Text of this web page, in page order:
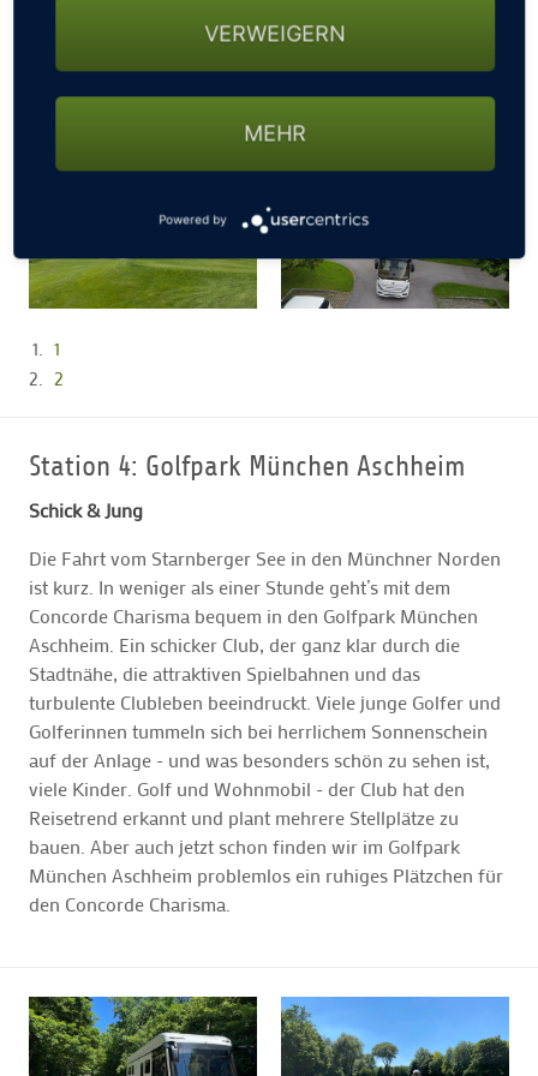
1
2
Station 4: Golfpark München Aschheim
Schick & Jung
Die Fahrt vom Starnberger See in den Münchner Norden
ist kurz. In weniger als einer Stunde geht’s mit dem
Concorde Charisma bequem in den Golfpark München
Aschheim. Ein schicker Club, der ganz klar durch die
Stadtnähe, die attraktiven Spielbahnen und das
turbulente Clubleben beeindruckt. Viele junge Golfer und
Golferinnen tummeln sich bei herrlichem Sonnenschein
auf der Anlage - und was besonders schön zu sehen ist,
viele Kinder. Golf und Wohnmobil - der Club hat den
Reisetrend erkannt und plant mehrere Stellplätze zu
bauen. Aber auch jetzt schon finden wir im Golfpark
München Aschheim problemlos ein ruhiges Plätzchen für
den Concorde Charisma.
VERWEIGERN
MEHR
Powered by